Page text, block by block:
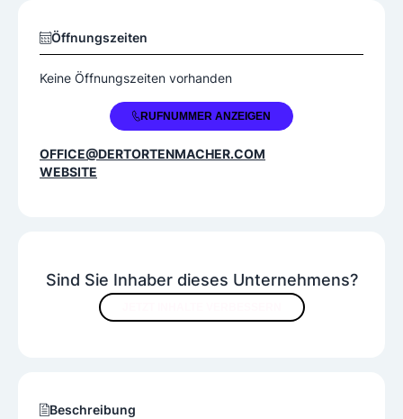
Sind Sie Inhaber dieses Unternehmens?
Beschreibung
Öffnungszeiten
Keine Öffnungszeiten vorhanden
+43 732 795690RUFNUMMER ANZEIGEN
OFFICE@DERTORTENMACHER.COM
WEBSITE